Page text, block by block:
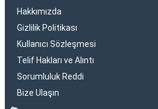
Hakkımızda
Gizlilik Politikası
Kullanıcı Sözleşmesi
Telif Hakları ve Alıntı
Sorumluluk Reddi
Bize Ulaşın